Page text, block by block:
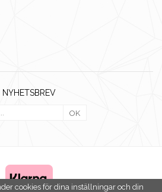
NYHETSBREV
OK
cookies för dina inställningar och din